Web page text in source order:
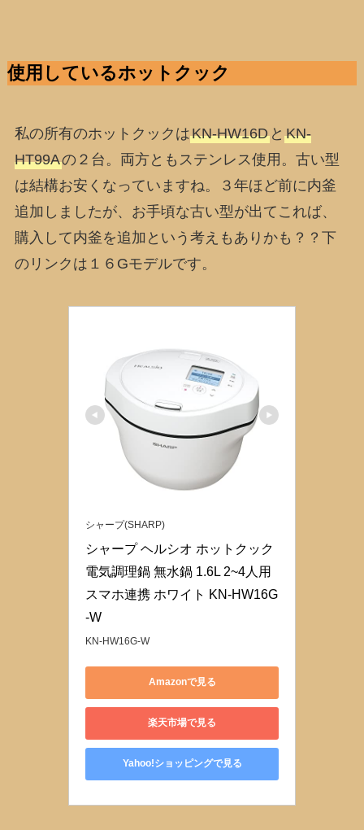
使用しているホットクック
私の所有のホットクックはKN-HW16Dと KN-
HT99Aの２台。両方ともステンレス使用。古い型
は結構お安くなっていますね。３年ほど前に内釜
追加しましたが、お手頃な古い型が出てこれば、
購入して内釜を追加という考えもありかも？？下
のリンクは１６Gモデルです。
シャープ(SHARP)
シャープ ヘルシオ ホットクック
電気調理鍋 無水鍋 1.6L 2~4人用
スマホ連携 ホワイト KN-HW16G
-W
KN-HW16G-W
Amazonで見る
楽天市場で見る
Yahoo!ショッピングで見る